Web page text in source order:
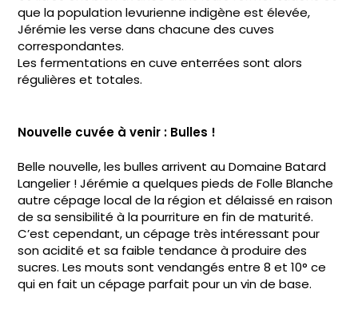
que la population levurienne indigène est élevée,
Jérémie les verse dans chacune des cuves
correspondantes.
Les fermentations en cuve enterrées sont alors
régulières et totales.
Nouvelle cuvée à venir : Bulles !
Belle nouvelle, les bulles arrivent au Domaine Batard
Langelier ! Jérémie a quelques pieds de Folle Blanche
autre cépage local de la région et délaissé en raison
de sa sensibilité à la pourriture en fin de maturité.
C’est cependant, un cépage très intéressant pour
son acidité et sa faible tendance à produire des
sucres. Les mouts sont vendangés entre 8 et 10° ce
qui en fait un cépage parfait pour un vin de base.